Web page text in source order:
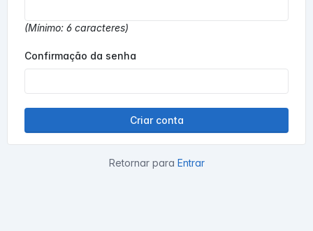
(Mínimo: 6 caracteres)
Confirmação da senha
Retornar para Entrar